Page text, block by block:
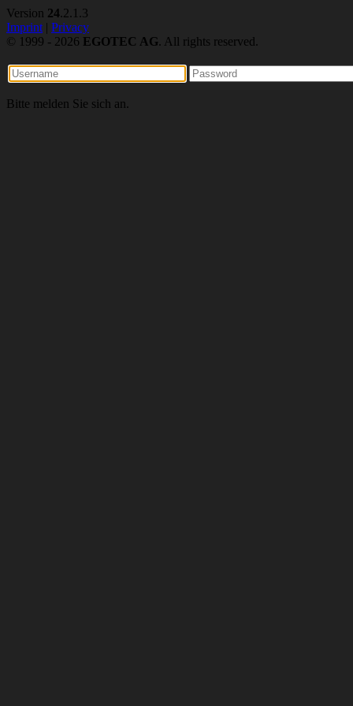
Version 24.2.1.3
Imprint | Privacy
© 1999 - 2026 EGOTEC AG. All rights reserved.
Bitte melden Sie sich an.